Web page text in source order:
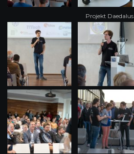
Projekt Daedalus